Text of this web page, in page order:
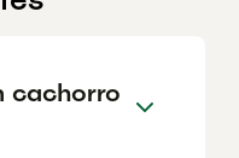
cachorro